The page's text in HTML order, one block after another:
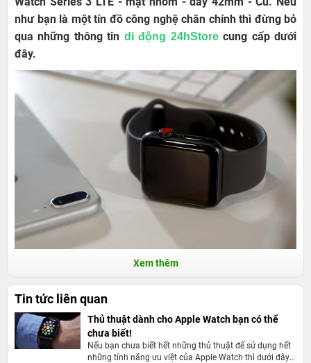
như bạn là một tín đồ công nghệ chân chính thì đừng bỏ
qua những thông tin di động 24hStorecung cấp dưới
đây.
Apple Watch Series 3 LTE - mặt nhôm - dây
42mm – Cũ tại 24hStore – chất lượng như
mới, bao giá thị trường
Apple Watch Series 3 – đúng như tên gọi, là dòng sản
phẩm đồng hồ thông minh thế hệ thứ 3 được sản xuất
Xem thêm
Tin tức liên quan
Thủ thuật dành cho Apple Watch bạn có thể
chưa biết!
Nếu bạn chưa biết hết những thủ thuật để sử dụng hết
những tính năng ưu việt của Apple Watch thì dưới đây